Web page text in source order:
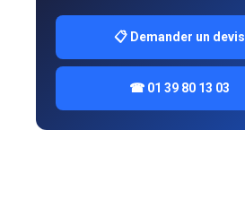
📋 Demander un devis
☎ 01 39 80 13 03